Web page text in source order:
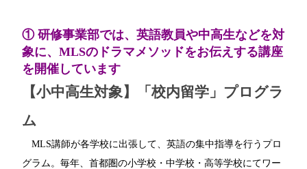
① 研修事業部では、英語教員や中高生などを対
象に、MLSのドラマメソッドをお伝えする講座
を開催しています
【小中高生対象】「校内留学」プログラ
ム
MLS講師が各学校に出張して、英語の集中指導を行うプロ
グラム。毎年、首都圏の小学校・中学校・高等学校にてワー